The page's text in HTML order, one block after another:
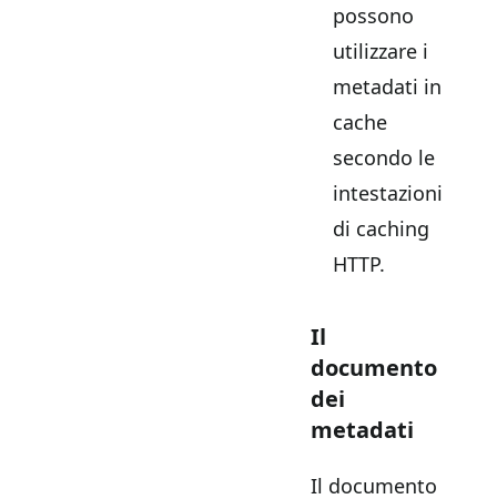
possono
utilizzare i
metadati in
cache
secondo le
intestazioni
di caching
HTTP.
Il
documento
dei
metadati
Il documento